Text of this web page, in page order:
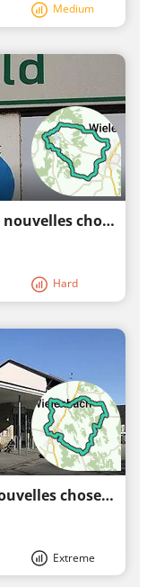
Medium
Eibenwaldrunde - Découvrez de nouvelles choses sur de vieux chemins à vélo
Hard
Kapellenrunde - Découvrir de nouvelles choses sur de vieux chemins à vélo
Extreme